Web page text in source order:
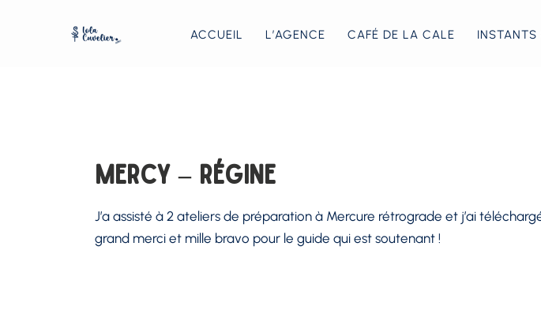
ACCUEIL L’AGENCE CAFÉ DE LA CALE INSTANTS
MERCY – Régine
J’a assisté à 2 ateliers de préparation à Mercure rétrograde et j’ai
grand merci et mille bravo pour le guide qui est soutenant !